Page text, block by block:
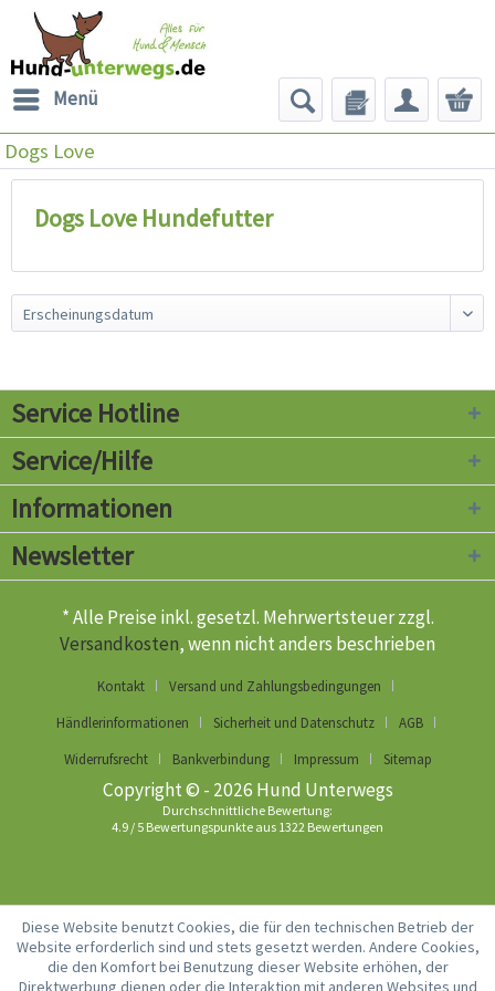
Menü
Dogs Love
Dogs Love Hundefutter
Service Hotline
Service/Hilfe
Informationen
Newsletter
* Alle Preise inkl. gesetzl. Mehrwertsteuer zzgl.
Versandkosten, wenn nicht anders beschrieben
Kontakt
Versand und Zahlungsbedingungen
Händlerinformationen
Sicherheit und Datenschutz
AGB
Widerrufsrecht
Bankverbindung Impressum Sitemap
Copyright © - 2026 Hund Unterwegs
Durchschnittliche Bewertung:
4.9 / 5 Bewertungspunkte aus 1322 Bewertungen
Diese Website benutzt Cookies, die für den technischen Betrieb der
Website erforderlich sind und stets gesetzt werden. Andere Cookies,
die den Komfort bei Benutzung dieser Website erhöhen, der
Direktwerbung dienen oder die Interaktion mit anderen Websites und